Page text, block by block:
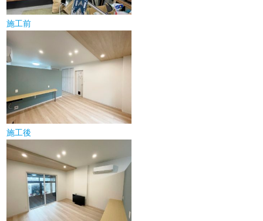
施工前
施工後